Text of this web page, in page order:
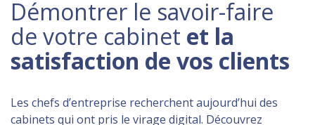
Démontrer le savoir-faire
de votre cabinet et la
satisfaction de vos clients
Les chefs d’entreprise recherchent aujourd’hui des
cabinets qui ont pris le virage digital. Découvrez